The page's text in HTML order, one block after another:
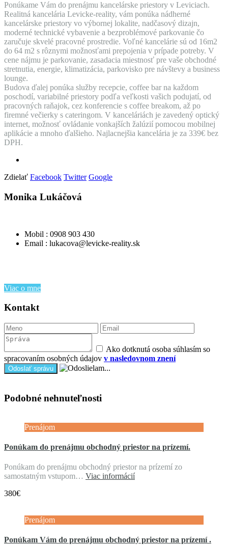
Ponúkame Vám do prenájmu kancelárske priestory v Leviciach.
Realitná kancelária Levicke-reality, vám ponúka nádherné
kancelárske priestory vo výbornej lokalite, nadčasový dizajn,
moderné technické vybavenie a bezproblémové parkovanie čo
zaručuje skvelé pracovné prostredie. Voľné kancelárie sú od 16m2
do 64 m2 s rôznymi možnosťami prepojenia v prípade potreby. V
cene nájmu je parkovanie, zasadacia miestnosť pre vaše obchodné
stretnutia, energie, klimatizácia, parkovisko pre návštevy a business
lounge.
Budova ďalej ponúka služby recepcie, coffee bar na každom
poschodí, variabilné priestory podľa veľkosti vašich podujatí, od
pracovných raňajok, cez konferencie s coffee breakom, až po
firemné večierky s cateringom. V kanceláriách je zavedený optický
internet, možnosť ovládanie vonkajších žalúzií pomocou mobilnej
aplikácie a mnoho ďalšieho. Najlacnejšia kancelária je za 339€ bez
DPH.
Zdielať Facebook Twitter Google
Monika Lukáčová
Mobil : 0908 903 430
Email : lukacova@levicke-reality.sk
Viac o mne
Kontakt
Ako dotknutá osoba súhlasím so
spracovaním osobných údajov v nasledovnom znení
Podobné nehnuteľnosti
Prenájom
Ponúkam do prenájmu obchodný priestor na prízemí.
Ponúkam do prenájmu obchodný priestor na prízemí zo
samostatným vstupom… Viac informácií
380€
Prenájom
Ponúkam Vám do prenájmu obchodný priestor na prízemí .